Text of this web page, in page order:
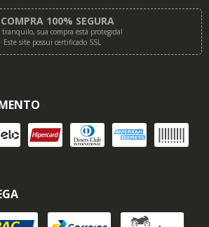
100% SEGURA
tranquilo, sua compra está protegida!
Este site possui certificado SSL